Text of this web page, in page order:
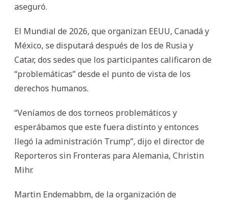
aseguró.
El Mundial de 2026, que organizan EEUU, Canadá y
México, se disputará después de los de Rusia y
Catar, dos sedes que los participantes calificaron de
“problemáticas” desde el punto de vista de los
derechos humanos.
“Veníamos de dos torneos problemáticos y
esperábamos que este fuera distinto y entonces
llegó la administración Trump”, dijo el director de
Reporteros sin Fronteras para Alemania, Christin
Mihr.
Martin Endemabbm, de la organización de